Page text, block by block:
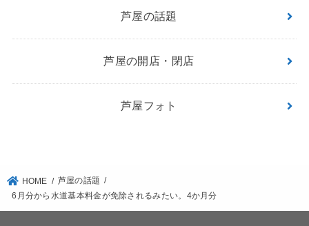
芦屋の話題
芦屋の開店・閉店
芦屋フォト
HOME
芦屋の話題
6月分から水道基本料金が免除されるみたい。4か月分